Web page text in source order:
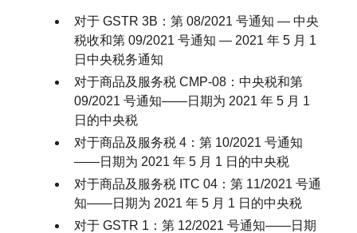
对于 GSTR 3B：第 08/2021 号通知 — 中央
税收和第 09/2021 号通知 — 2021 年 5 月 1
日中央税务通知
对于商品及服务税 CMP-08：中央税和第
09/2021 号通知——日期为 2021 年 5 月 1
日的中央税
对于商品及服务税 4：第 10/2021 号通知
——日期为 2021 年 5 月 1 日的中央税
对于商品及服务税 ITC 04：第 11/2021 号通
知——日期为 2021 年 5 月 1 日的中央税
对于 GSTR 1：第 12/2021 号通知——日期